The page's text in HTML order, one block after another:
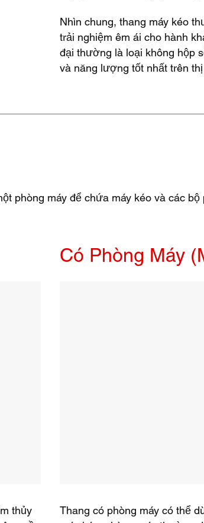
Nhìn chung, thang máy kéo
trải nghiệm êm ái cho hành
đại thường là loại không hộp
và năng lượng tốt nhất trên
phòng máy để chứa máy kéo và các bộ
thủy
Có Phòng Máy
Thang có phòng máy có thể